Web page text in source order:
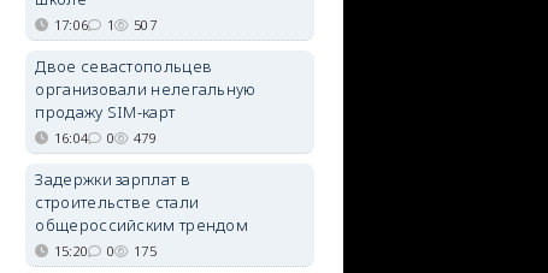
17:06 1 507
Двое севастопольцев
организовали нелегальную
продажу SIM-карт
16:04 0 479
Задержки зарплат в
строительстве стали
общероссийским трендом
15:20 0 175